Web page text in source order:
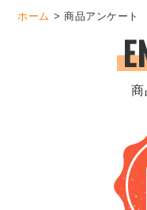
ホーム 商品アンケート
商